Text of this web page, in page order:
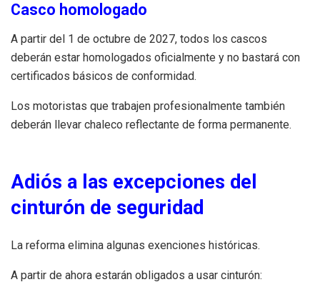
Casco homologado
A partir del 1 de octubre de 2027, todos los cascos
deberán estar homologados oficialmente y no bastará con
certificados básicos de conformidad.
Los motoristas que trabajen profesionalmente también
deberán llevar chaleco reflectante de forma permanente.
Adiós a las excepciones del
cinturón de seguridad
La reforma elimina algunas exenciones históricas.
A partir de ahora estarán obligados a usar cinturón: